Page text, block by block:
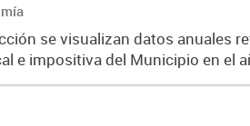
se visualizan datos anuales
e impositiva del Municipio en el